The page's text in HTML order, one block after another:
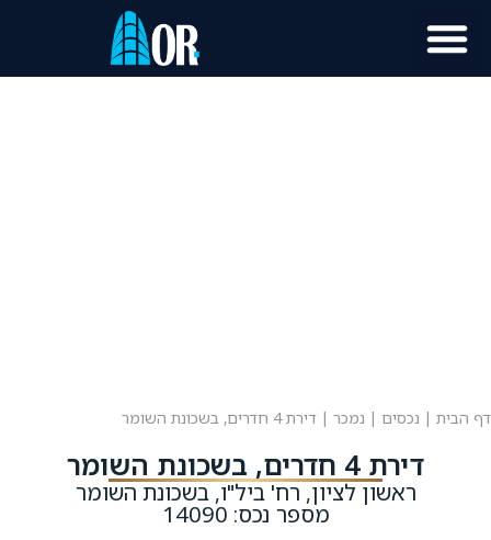
דף הבית | נכסים | נמכר | דירת 4 חדרים, בשכונת השומר
דירת 4 חדרים, בשכונת השומר
ראשון לציון, רח' ביל"ו, בשכונת השומר
מספר נכס: 14090